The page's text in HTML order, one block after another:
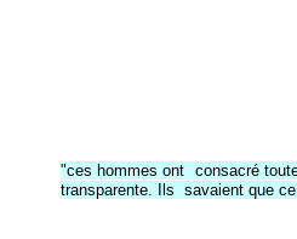
"ces hommes ont consacré
transparente. Ils savaient que